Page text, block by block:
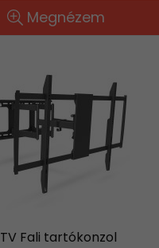
Megnézem
TV Fali tartókonzol